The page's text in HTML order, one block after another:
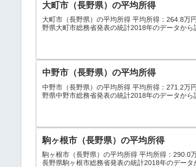
大町市（長野県）の平均所得
大町市（長野県）の平均所得 平均所得：264.8
野県大町市総務省発表の統計2018年のデータか
中野市（長野県）の平均所得
中野市（長野県）の平均所得 平均所得：271.2万
野県中野市総務省発表の統計2018年のデータか
駒ヶ根市（長野県）の平均所得
駒ヶ根市（長野県）の平均所得 平均所得：290.0
長野県駒ヶ根市総務省発表の統計2018年のデー